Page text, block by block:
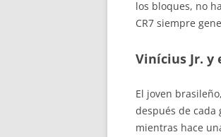
los bloques, no
CR7 siempre
Vinícius Jr. y
El joven
después de cada
mientras hace